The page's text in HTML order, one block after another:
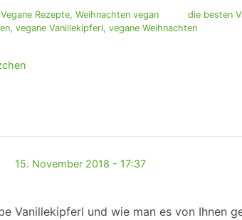
Vegane Rezepte, Weihnachten vegan die besten
, vegane Vanillekipferl, vegane Weihnachten
15. November 2018 - 17:37
Vanillekipferl und wie man es von Ihnen